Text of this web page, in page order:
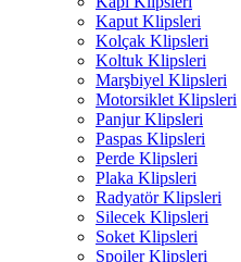
Kaput Klipsleri
Kolçak Klipsleri
Koltuk Klipsleri
Marşbiyel Klipsleri
Motorsiklet Klipsleri
Panjur Klipsleri
Paspas Klipsleri
Perde Klipsleri
Plaka Klipsleri
Radyatör Klipsleri
Silecek Klipsleri
Soket Klipsleri
Spoiler Klipsleri